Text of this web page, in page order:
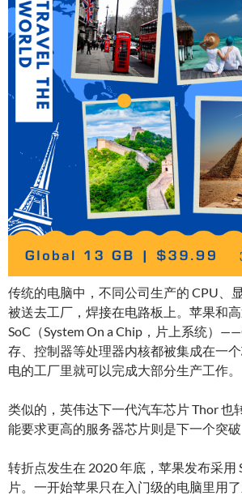
传统的电脑中，不同公司生产的 CPU、
被送去工厂，焊接在电路板上。苹果和
SoC（System On a Chip，片上系统）
存、控制器等处理器内核都被集成在一
电的工厂里就可以完成大部分生产工作。
类似的，英伟达下一代汽车芯片 Thor 也
能要求更高的服务器芯片则是下一个突破
转折点发生在 2020 年底，苹果发布采用
片。一开始苹果只在入门级的电脑里用